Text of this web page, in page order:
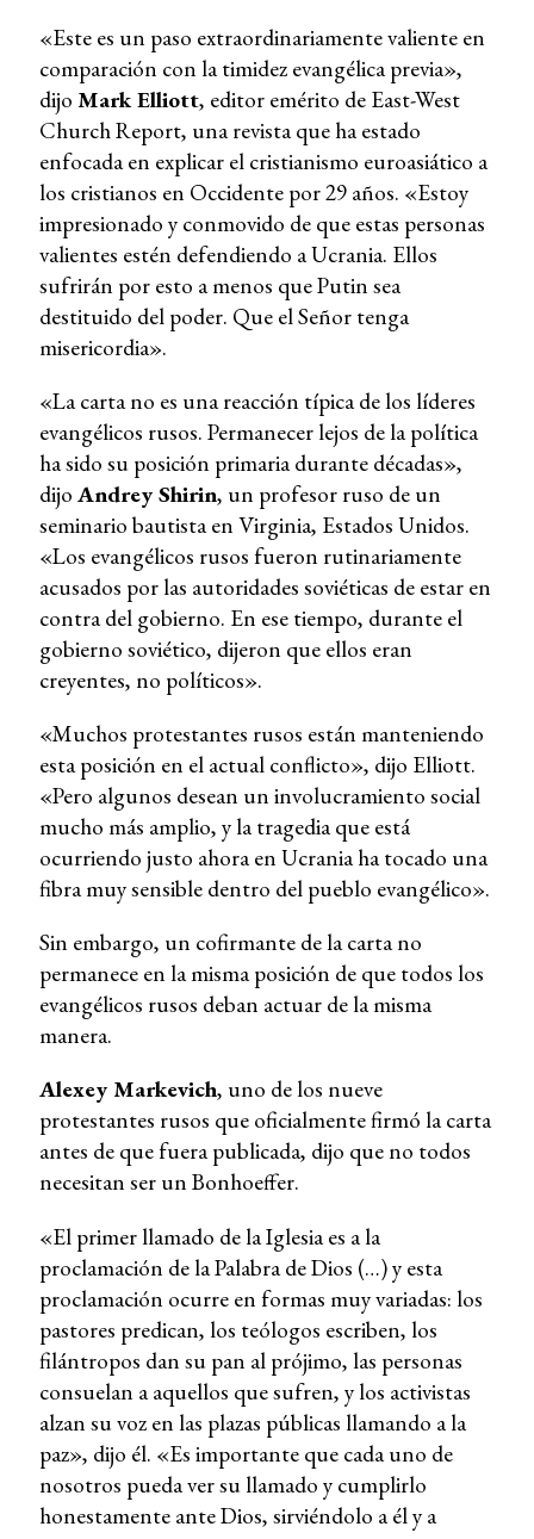
«Este es un paso extraordinariamente valiente en
comparación con la timidez evangélica previa»,
dijo Mark Elliott, editor emérito de East-West
Church Report, una revista que ha estado
enfocada en explicar el cristianismo euroasiático a
los cristianos en Occidente por 29 años. «Estoy
impresionado y conmovido de que estas personas
valientes estén defendiendo a Ucrania. Ellos
sufrirán por esto a menos que Putin sea
destituido del poder. Que el Señor tenga
misericordia».
«La carta no es una reacción típica de los líderes
evangélicos rusos. Permanecer lejos de la política
ha sido su posición primaria durante décadas»,
dijo Andrey Shirin, un profesor ruso de un
seminario bautista en Virginia, Estados Unidos.
«Los evangélicos rusos fueron rutinariamente
acusados por las autoridades soviéticas de estar en
contra del gobierno. En ese tiempo, durante el
gobierno soviético, dijeron que ellos eran
creyentes, no políticos».
«Muchos protestantes rusos están manteniendo
esta posición en el actual conflicto», dijo Elliott.
«Pero algunos desean un involucramiento social
mucho más amplio, y la tragedia que está
ocurriendo justo ahora en Ucrania ha tocado una
fibra muy sensible dentro del pueblo evangélico».
Sin embargo, un cofirmante de la carta no
permanece en la misma posición de que todos los
evangélicos rusos deban actuar de la misma
manera.
Alexey Markevich, uno de los nueve
protestantes rusos que oficialmente firmó la carta
antes de que fuera publicada, dijo que no todos
necesitan ser un Bonhoeffer.
«El primer llamado de la Iglesia es a la
proclamación de la Palabra de Dios (…) y esta
proclamación ocurre en formas muy variadas: los
pastores predican, los teólogos escriben, los
filántropos dan su pan al prójimo, las personas
consuelan a aquellos que sufren, y los activistas
alzan su voz en las plazas públicas llamando a la
paz», dijo él. «Es importante que cada uno de
nosotros pueda ver su llamado y cumplirlo
honestamente ante Dios, sirviéndolo a él y a